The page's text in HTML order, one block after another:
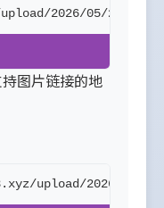
2026/05/23/
图片链接的地
upload/2026/05/23/